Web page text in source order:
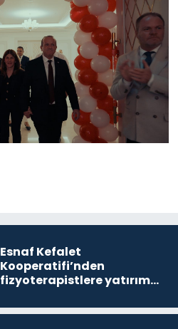
Esnaf Kefalet
Kooperatifi’nden
fizyoterapistlere yatırım